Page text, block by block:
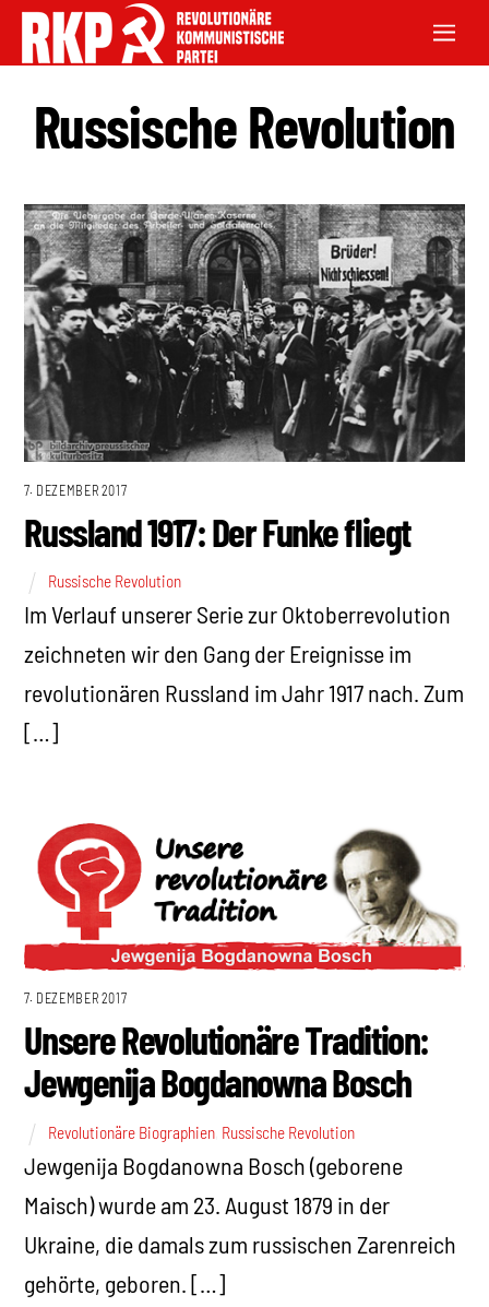
Russische Revolution
7. DEZEMBER 2017
Russland 1917: Der Funke fliegt
Russische Revolution
Im Verlauf unserer Serie zur Oktoberrevolution
zeichneten wir den Gang der Ereignisse im
revolutionären Russland im Jahr 1917 nach. Zum
[…]
7. DEZEMBER 2017
Unsere Revolutionäre Tradition:
Jewgenija Bogdanowna Bosch
Revolutionäre Biographien Russische Revolution
Jewgenija Bogdanowna Bosch (geborene
Maisch) wurde am 23. August 1879 in der
Ukraine, die damals zum russischen Zarenreich
gehörte, geboren. […]